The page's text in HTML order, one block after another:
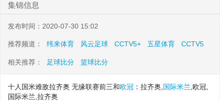
集锦信息
发布时间：2020-07-30 15:02
推荐频道： 纬来体育 风云足球 CCTV5+ 五星体育 CCTV5
相关推荐： 足球比分 篮球比分
十人国米难敌拉齐奥 无缘联赛前三和欧冠 ：拉齐奥, 国际米兰 ,欧冠,
国际米兰,拉齐奥